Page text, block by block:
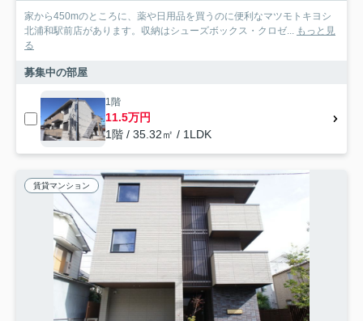
家から450mのところに、薬や日用品を買うのに便利なマツモトキヨシ
北浦和駅前店があります。収納はシューズボックス・クロゼ... もっと見
る
募集中の部屋
1階
11.5万円
1階 / 35.32㎡ / 1LDK
賃貸マンション